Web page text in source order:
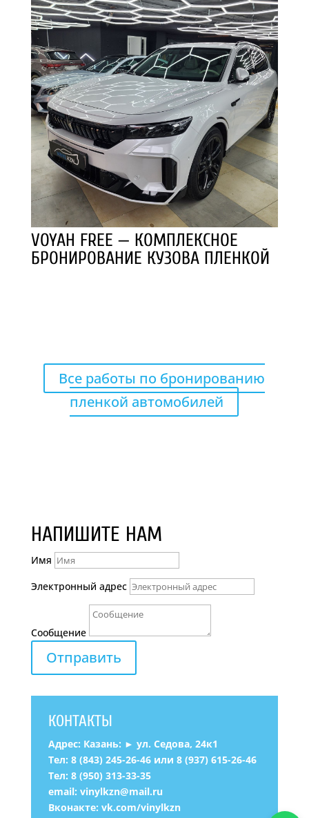
VOYAH FREE — КОМПЛЕКСНОЕ
БРОНИРОВАНИЕ КУЗОВА ПЛЕНКОЙ
Все работы по бронированию
пленкой автомобилей
НАПИШИТЕ НАМ
Имя
Электронный адрес
Сообщение
Отправить
КОНТАКТЫ
Адрес: Казань: ► ул. Седова, 24к1
Тел: 8 (843) 245-26-46или 8 (937) 615-26-46
Тел: 8 (950) 313-33-35
email: vinylkzn@mail.ru
Вконакте: vk.com/vinylkzn